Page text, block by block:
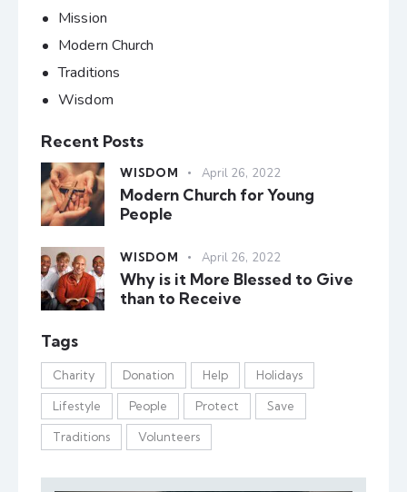
Mission
Modern Church
Traditions
Wisdom
Recent Posts
WISDOM April 26, 2022
Modern Church for Young
People
WISDOM April 26, 2022
Why is it More Blessed to Give
than to Receive
Tags
Charity Donation Help Holidays
Lifestyle People Protect Save
Traditions Volunteers